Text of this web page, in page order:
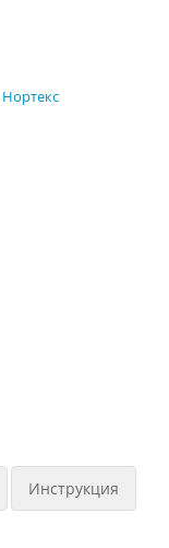
Нортекс
Инструкция